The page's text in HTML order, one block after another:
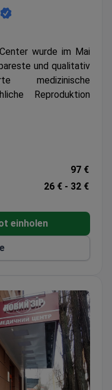
wurde im Mai
und qualitativ
medizinische
Reproduktion
Medical Center ist
of Companies, die
Companies verfügt
eine
und ein
Fachleuten in der
die vollständige
für jeden
97 €
26 € - 32 €
einholen